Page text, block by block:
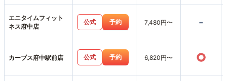
エニタイムフィット
ネス府中店
公式 予約 7,480円〜 -
カーブス府中駅前店 公式 予約 6,820円〜 ○